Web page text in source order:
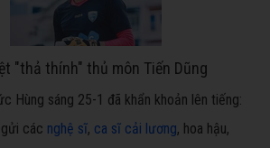
"thả thính" thủ môn Tiến Dũng
Hùng sáng 25-1 đã khẩn khoản lên tiếng:
các nghệ sĩ, ca sĩ cải lương, hoa hậu,